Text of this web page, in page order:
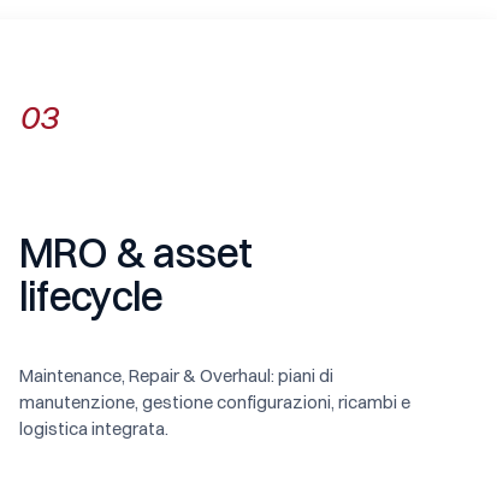
03
MRO & asset
lifecycle
Maintenance, Repair & Overhaul: piani di
manutenzione, gestione configurazioni, ricambi e
logistica integrata.